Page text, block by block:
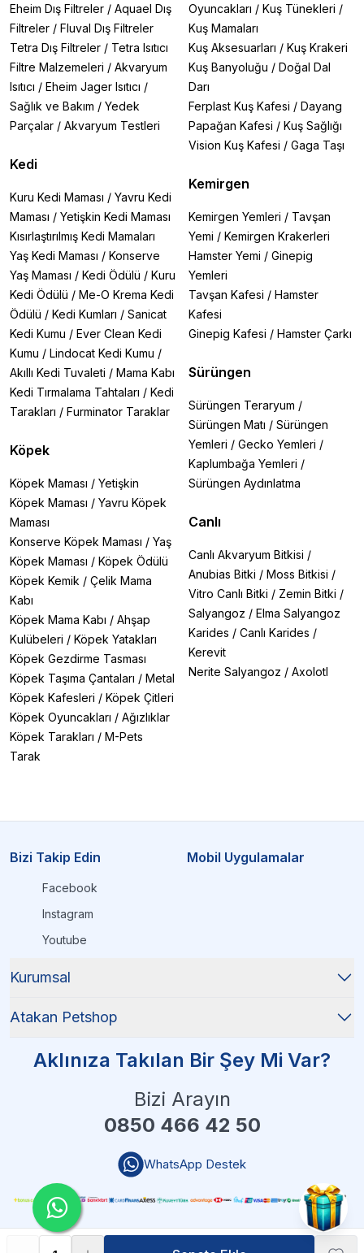
Eheim Dış Filtreler / Aquael Dış
Filtreler / Fluval Dış Filtreler
Tetra Dış Filtreler / Tetra Isıtıcı
Filtre Malzemeleri / Akvaryum
Isıtıcı / Eheim Jager Isıtıcı /
Sağlık ve Bakım / Yedek
Parçalar / Akvaryum Testleri
Kedi
Kuru Kedi Maması / Yavru Kedi
Maması / Yetişkin Kedi Maması
Kısırlaştırılmış Kedi Mamaları
Yaş Kedi Maması / Konserve
Yaş Maması / Kedi Ödülü / Kuru
Kedi Ödülü / Me-O Krema Kedi
Ödülü / Kedi Kumları / Sanicat
Kedi Kumu / Ever Clean Kedi
Kumu / Lindocat Kedi Kumu /
Akıllı Kedi Tuvaleti / Mama Kabı
Kedi Tırmalama Tahtaları / Kedi
Tarakları / Furminator Taraklar
Köpek
Köpek Maması / Yetişkin
Köpek Maması / Yavru Köpek
Maması
Konserve Köpek Maması / Yaş
Köpek Maması / Köpek Ödülü
Köpek Kemik / Çelik Mama
Kabı
Köpek Mama Kabı / Ahşap
Kulübeleri / Köpek Yatakları
Köpek Gezdirme Tasması
Köpek Taşıma Çantaları / Metal
Köpek Kafesleri / Köpek Çitleri
Köpek Oyuncakları / Ağızlıklar
Köpek Tarakları / M-Pets
Tarak
Oyuncakları / Kuş Tünekleri /
Kuş Mamaları
Kuş Aksesuarları / Kuş Krakeri
Kuş Banyoluğu / Doğal Dal
Darı
Ferplast Kuş Kafesi / Dayang
Papağan Kafesi / Kuş Sağlığı
Vision Kuş Kafesi / Gaga Taşı
Kemirgen
Kemirgen Yemleri / Tavşan
Yemi / Kemirgen Krakerleri
Hamster Yemi / Ginepig
Yemleri
Tavşan Kafesi / Hamster
Kafesi
Ginepig Kafesi / Hamster Çarkı
Sürüngen
Sürüngen Teraryum /
Sürüngen Matı / Sürüngen
Yemleri / Gecko Yemleri /
Kaplumbağa Yemleri /
Sürüngen Aydınlatma
Canlı
Canlı Akvaryum Bitkisi /
Anubias Bitki / Moss Bitkisi /
Vitro Canlı Bitki / Zemin Bitki /
Salyangoz / Elma Salyangoz
Karides / Canlı Karides /
Kerevit
Nerite Salyangoz / Axolotl
Bizi Takip Edin
Facebook
Instagram
Youtube
Mobil Uygulamalar
Kurumsal
Atakan Petshop
Aklınıza Takılan Bir Şey Mi Var?
Bizi Arayın
0850 466 42 50
WhatsApp Destek